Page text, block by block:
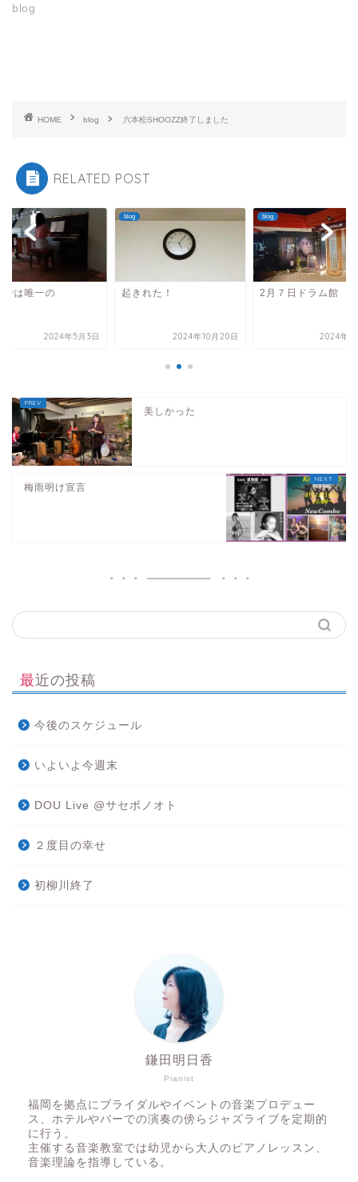
blog
HOME blog 六本松SHOOZZ終了しました
RELATED POST
では唯一の
2024年5月3日
blog
起きれた！
2024年10月20日
blog
2月７日ドラム館
2024年2
美しかった
梅雨明け宣言
最近の投稿
今後のスケジュール
いよいよ今週末
DOU Live @サセボノオト
２度目の幸せ
初柳川終了
Pianist
鎌田明日香
福岡を拠点にブライダルやイベントの音楽プロデュー
ス、ホテルやバーでの演奏の傍らジャズライブを定期的
に行う。
主催する音楽教室では幼児から大人のピアノレッスン、
音楽理論を指導している。